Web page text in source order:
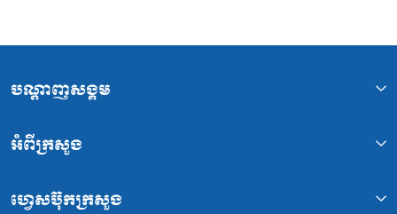
បណ្ដាញសង្គម
អំពីក្រសួង
ហ្វេសប៊ុកក្រសួង